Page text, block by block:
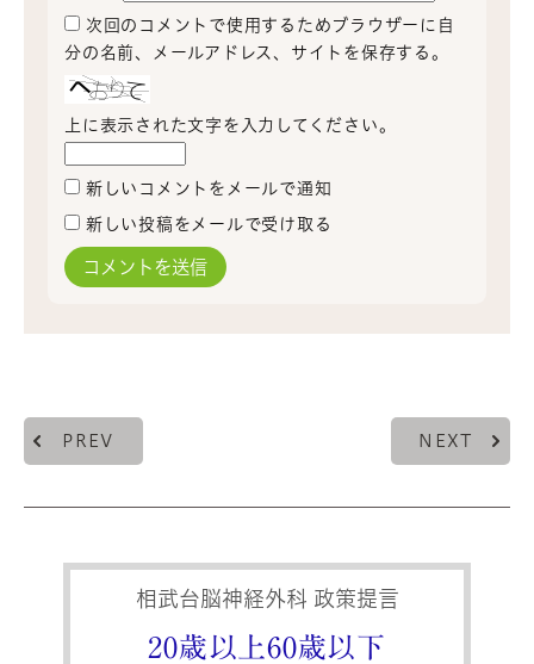
次回のコメントで使用するためブラウザーに自
分の名前、メールアドレス、サイトを保存する。
上に表示された文字を入力してください。
新しいコメントをメールで通知
新しい投稿をメールで受け取る
PREV NEXT
相武台脳神経外科 政策提言
20歳以上60歳以下